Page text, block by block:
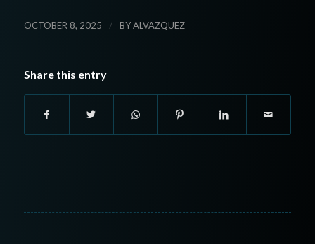
OCTOBER 8, 2025 / BYALVAZQUEZ
Share this entry